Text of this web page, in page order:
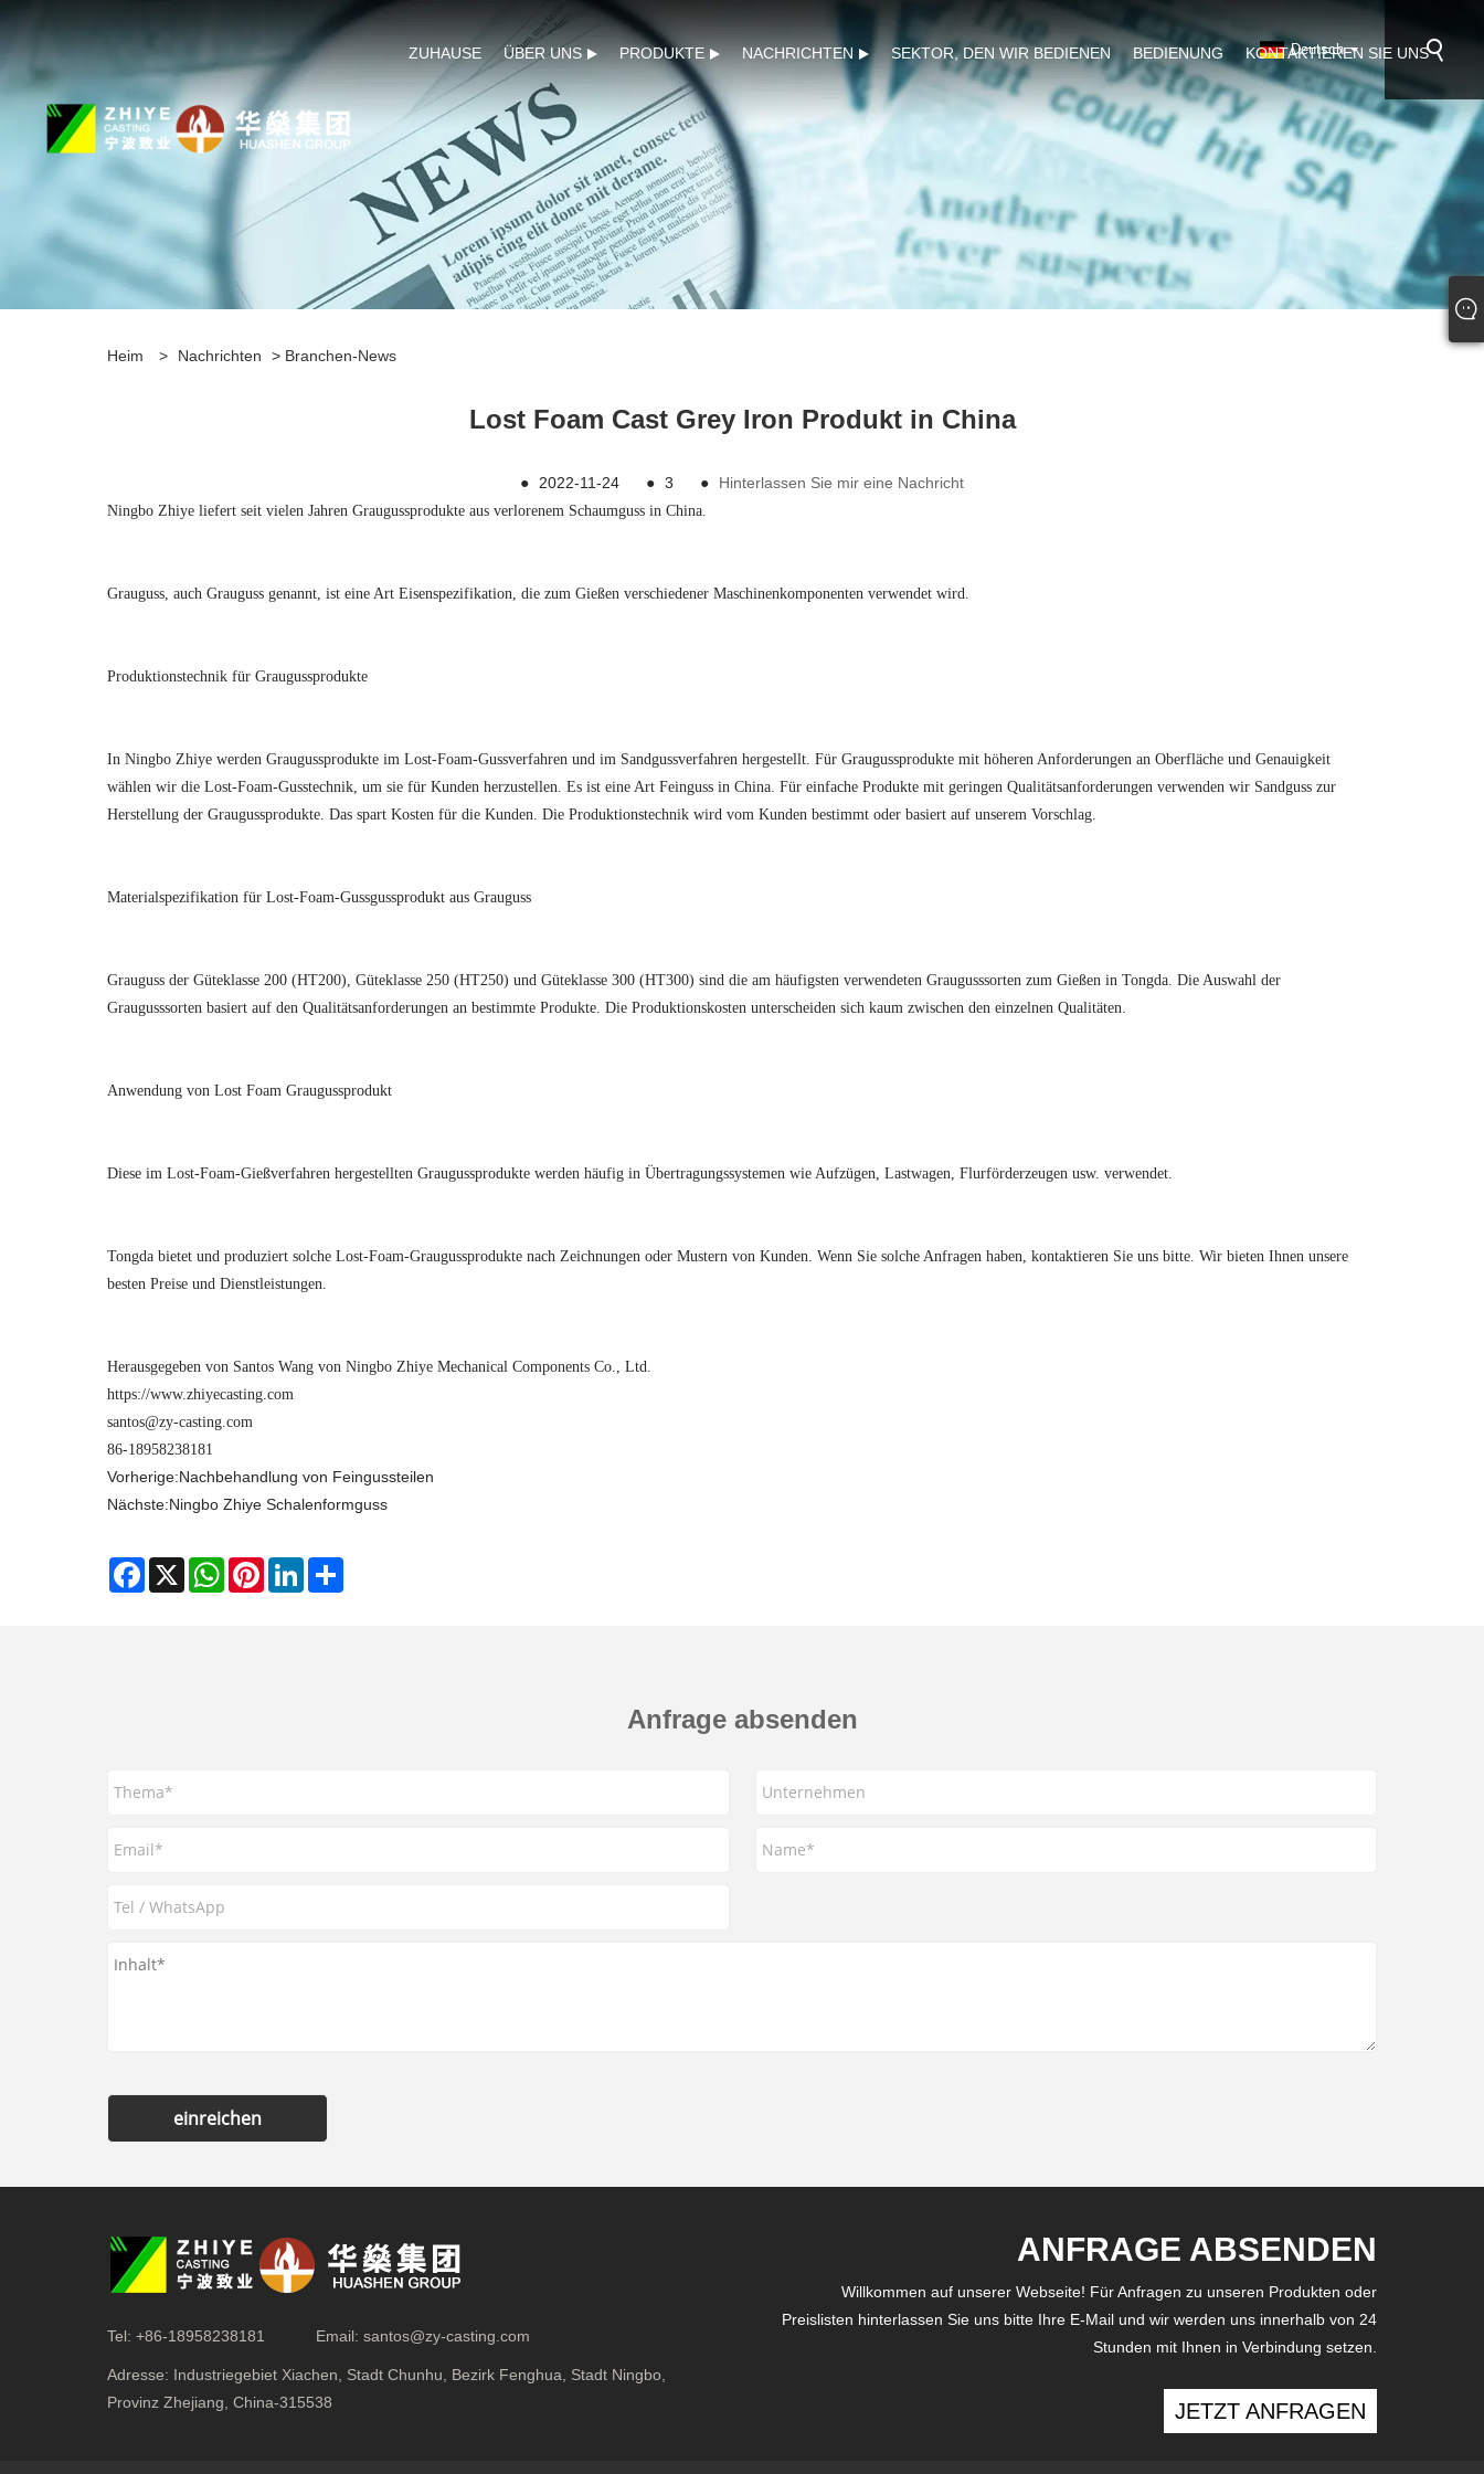
ZUHAUSE ÜBER UNS PRODUKTE NACHRICHTEN SEKTOR, DEN WIR BEDIENEN BEDIENUNG KONTAKTIEREN SIE UNS
Deutsch
Heim > Nachrichten > Branchen-News
Lost Foam Cast Grey Iron Produkt in China
● 2022-11-24 ● 3 ● Hinterlassen Sie mir eine Nachricht
Ningbo Zhiye liefert seit vielen Jahren Graugussprodukte aus verlorenem Schaumguss in China.
Grauguss, auch Grauguss genannt, ist eine Art Eisenspezifikation, die zum Gießen verschiedener Maschinenkomponenten verwendet wird.
Produktionstechnik für Graugussprodukte
In Ningbo Zhiye werden Graugussprodukte im Lost-Foam-Gussverfahren und im Sandgussverfahren hergestellt. Für Graugussprodukte mit höheren Anforderungen an Oberfläche und Genauigkeit
wählen wir die Lost-Foam-Gusstechnik, um sie für Kunden herzustellen. Es ist eine Art Feinguss in China. Für einfache Produkte mit geringen Qualitätsanforderungen verwenden wir Sandguss zur
Herstellung der Graugussprodukte. Das spart Kosten für die Kunden. Die Produktionstechnik wird vom Kunden bestimmt oder basiert auf unserem Vorschlag.
Materialspezifikation für Lost-Foam-Gussgussprodukt aus Grauguss
Grauguss der Güteklasse 200 (HT200), Güteklasse 250 (HT250) und Güteklasse 300 (HT300) sind die am häufigsten verwendeten Graugusssorten zum Gießen in Tongda. Die Auswahl der
Graugusssorten basiert auf den Qualitätsanforderungen an bestimmte Produkte. Die Produktionskosten unterscheiden sich kaum zwischen den einzelnen Qualitäten.
Anwendung von Lost Foam Graugussprodukt
Diese im Lost-Foam-Gießverfahren hergestellten Graugussprodukte werden häufig in Übertragungssystemen wie Aufzügen, Lastwagen, Flurförderzeugen usw. verwendet.
Tongda bietet und produziert solche Lost-Foam-Graugussprodukte nach Zeichnungen oder Mustern von Kunden. Wenn Sie solche Anfragen haben, kontaktieren Sie uns bitte. Wir bieten Ihnen unsere
besten Preise und Dienstleistungen.
Herausgegeben von Santos Wang von Ningbo Zhiye Mechanical Components Co., Ltd.
https://www.zhiyecasting.com
santos@zy-casting.com
86-18958238181
Vorherige:Nachbehandlung von Feingussteilen
Nächste:Ningbo Zhiye Schalenformguss
Facebook
X WhatsAppPinterestLinkedIn
Anfrage absenden
einreichen
Tel: +86-18958238181 Email: santos@zy-casting.com
Adresse: Industriegebiet Xiachen, Stadt Chunhu, Bezirk Fenghua, Stadt Ningbo,
Provinz Zhejiang, China-315538
ANFRAGE ABSENDEN
Willkommen auf unserer Webseite! Für Anfragen zu unseren Produkten oder
Preislisten hinterlassen Sie uns bitte Ihre E-Mail und wir werden uns innerhalb von 24
Stunden mit Ihnen in Verbindung setzen.
JETZT ANFRAGEN